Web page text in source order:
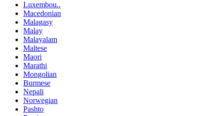
Luxembou..
Macedonian
Malagasy
Malay
Malayalam
Maltese
Maori
Marathi
Mongolian
Burmese
Nepali
Norwegian
Pashto